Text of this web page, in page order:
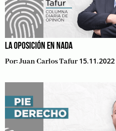
LA OPOSICIÓN EN NADA
Por:Juan Carlos Tafur 15.11.2022